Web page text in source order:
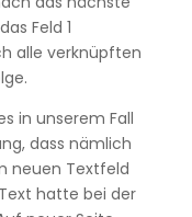
Feld 1
alle verknüpften
in unserem Fall
dass nämlich
neuen Textfeld
hatte bei der